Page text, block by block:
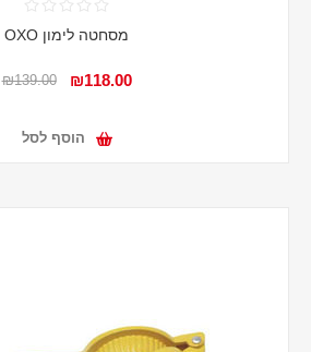
מסחטה לימון OXO
₪118.00
₪139.00
הוסף לסל